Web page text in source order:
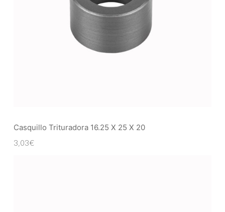
Casquillo Trituradora 16.25 X 25 X 20
3,03€